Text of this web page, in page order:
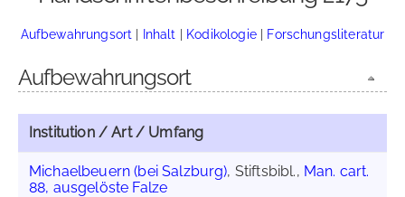
Aufbewahrungsort | Inhalt | Kodikologie| Forschungsliteratur
Aufbewahrungsort
Institution / Art / Umfang
Michaelbeuern (bei Salzburg), Stiftsbibl., Man. cart.
88, ausgelöste Falze